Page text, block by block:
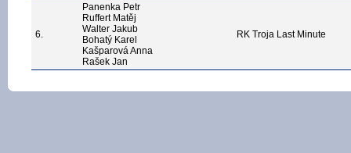
6.
Panenka Petr
Ruffert Matěj
Walter Jakub
Bohatý Karel
Kašparová Anna
Rašek Jan
RK Troja Last Minute